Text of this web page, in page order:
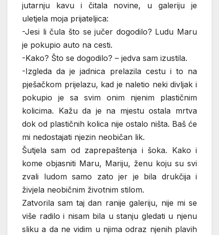
jutarnju kavu i čitala novine, u galeriju je
uletjela moja prijateljica:
-Jesi li čula što se jučer dogodilo? Ludu Maru
je pokupio auto na cesti.
-Kako? Što se dogodilo? – jedva sam izustila.
-Izgleda da je jadnica prelazila cestu i to na
pješačkom prijelazu, kad je naletio neki divljak i
pokupio je sa svim onim njenim plastičnim
kolicima. Kažu da je na mjestu ostala mrtva
dok od plastičnih kolica nije ostalo ništa. Baš će
mi nedostajati njezin neobičan lik.
Šutjela sam od zaprepaštenja i šoka. Kako i
kome objasniti Maru, Mariju, ženu koju su svi
zvali ludom samo zato jer je bila drukčija i
živjela neobičnim životnim stilom.
Zatvorila sam taj dan ranije galeriju, nije mi se
više radilo i nisam bila u stanju gledati u njenu
sliku a da ne vidim u njima odraz njenih plavih